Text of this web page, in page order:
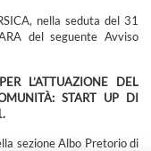
nella seduta del 31
del seguente Avviso
L’ATTUAZIONE DEL
START UP DI
sezione Albo Pretorio di